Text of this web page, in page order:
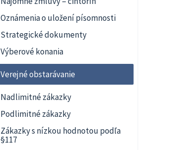
Oznámenia o uložení písomnosti
Strategické dokumenty
Výberové konania
Verejné obstarávanie
Nadlimitné zákazky
Podlimitné zákazky
Zákazky s nízkou hodnotou podľa
§117